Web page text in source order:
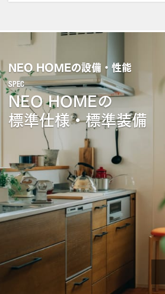
NEO HOMEの設備・性能
NEO HOMEの
標準仕様・標準装備